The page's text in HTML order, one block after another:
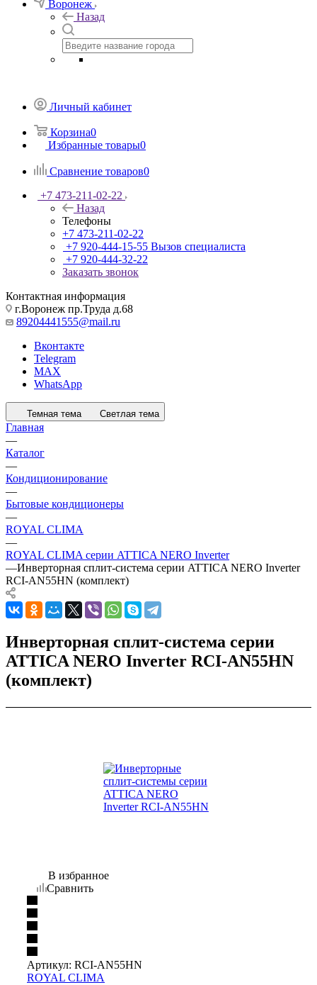
Воронеж
Назад
Личный кабинет
Корзина0
Избранные товары0
Сравнение товаров0
+7 473-211-02-22
Назад
Телефоны
+7 473-211-02-22
+7 920-444-15-55 Вызов специалиста
+7 920-444-32-22
Заказать звонок
Контактная информация
г.Воронеж пр.Труда д.68
89204441555@mail.ru
Вконтакте
Telegram
MAX
WhatsApp
Темная тема Светлая тема
Главная
—
Каталог
—
Кондиционирование
—
Бытовые кондиционеры
—
ROYAL CLIMA
—
ROYAL CLIMA серии ATTICA NERO Inverter
—Инверторная сплит-система серии ATTICA NERO Inverter
RCI-AN55HN (комплект)
Инверторная сплит-система серии
ATTICA NERO Inverter RCI-AN55HN
(комплект)
В избранное
Сравнить
Артикул: RCI-AN55HN
ROYAL CLIMA